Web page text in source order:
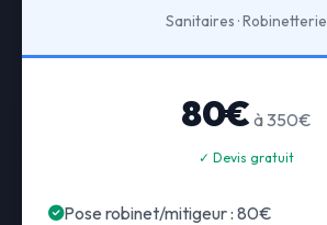
Sanitaires · Robinetterie
80€ à 350€
✓ Devis gratuit
Pose robinet/mitigeur : 80€